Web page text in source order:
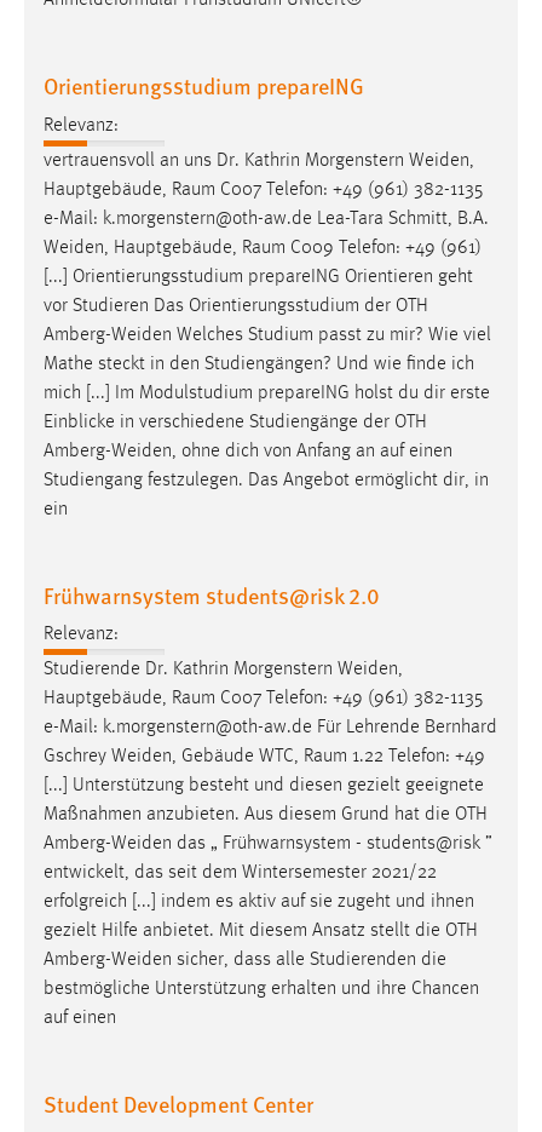
Orientierungsstudium prepareING
Relevanz:
vertrauensvoll an uns Dr. Kathrin Morgenstern Weiden,
Hauptgebäude, Raum C007 Telefon: +49 (961) 382-1135
e-Mail: k.morgenstern@oth-aw.de Lea-Tara Schmitt, B.A.
Weiden, Hauptgebäude, Raum C009 Telefon: +49 (961)
[...] Orientierungsstudium prepareING Orientieren geht
vor Studieren Das Orientierungsstudium der OTH
Amberg-Weiden Welches Studium passt zu mir? Wie viel
Mathe steckt in den Studiengängen? Und wie finde ich
mich [...] Im Modulstudium prepareING holst du dir erste
Einblicke in verschiedene Studiengänge der OTH
Amberg-Weiden, ohne dich von Anfang an auf einen
Studiengang festzulegen. Das Angebot ermöglicht dir, in
ein
Frühwarnsystem students@risk 2.0
Relevanz:
Studierende Dr. Kathrin Morgenstern Weiden,
Hauptgebäude, Raum C007 Telefon: +49 (961) 382-1135
e-Mail: k.morgenstern@oth-aw.de Für Lehrende Bernhard
Gschrey Weiden, Gebäude WTC, Raum 1.22 Telefon: +49
[...] Unterstützung besteht und diesen gezielt geeignete
Maßnahmen anzubieten. Aus diesem Grund hat die OTH
Amberg-Weiden das „ Frühwarnsystem - students@risk ”
entwickelt, das seit dem Wintersemester 2021/22
erfolgreich [...] indem es aktiv auf sie zugeht und ihnen
gezielt Hilfe anbietet. Mit diesem Ansatz stellt die OTH
Amberg-Weiden sicher, dass alle Studierenden die
bestmögliche Unterstützung erhalten und ihre Chancen
auf einen
Student Development Center